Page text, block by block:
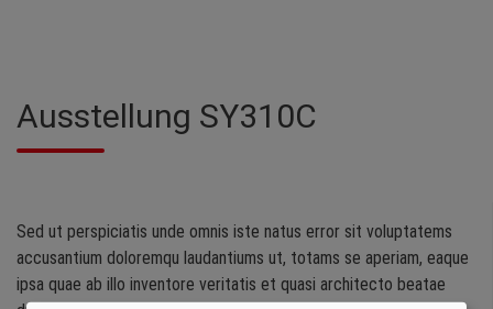
Ausstellung SY310C
Sed ut perspiciatis unde omnis iste natus error sit voluptatems
accusantium doloremqu laudantiums ut, totams se aperiam, eaque
ipsa quae ab illo inventore veritatis et quasi architecto beatae